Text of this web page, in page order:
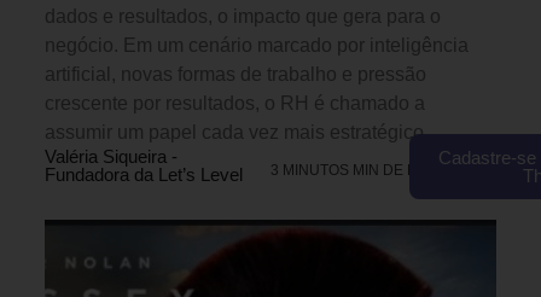
dados e resultados, o impacto que gera para o
negócio. Em um cenário marcado por inteligência
artificial, novas formas de trabalho e pressão
crescente por resultados, o RH é chamado a
assumir um papel cada vez mais estratégico.
Valéria Siqueira -
Fundadora da Let’s Level
3 MINUTOS MIN DE LEITURA
Cadastre-